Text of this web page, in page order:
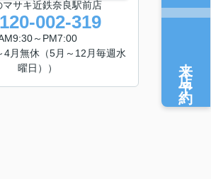
マサキ近鉄奈良駅前店
002-319
～PM7:00
4月無休（5月～12月毎週水
曜日））
来店予約